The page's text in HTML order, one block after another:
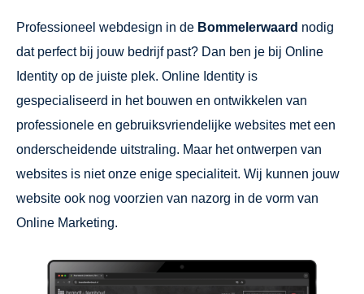
Professioneel webdesign in de Bommelerwaard nodig
dat perfect bij jouw bedrijf past? Dan ben je bij Online
Identity op de juiste plek. Online Identity is
gespecialiseerd in het bouwen en ontwikkelen van
professionele en gebruiksvriendelijke websites met een
onderscheidende uitstraling. Maar het ontwerpen van
websites is niet onze enige specialiteit. Wij kunnen jouw
website ook nog voorzien van nazorg in de vorm van
Online Marketing.